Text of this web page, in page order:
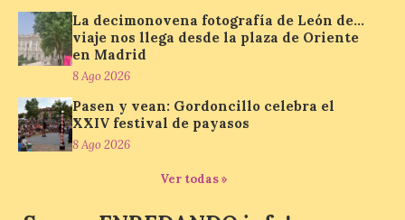
El gasto total aumentó un
1,4 % respecto al año
pasado y un 4,6 % frente a
un periodo estándar. Por
turístico concentró la mayor parte del
gasto, con un 25,9 % del total, seguido por
restauración […]
Grupo Iberia incrementa a
La decimonovena fotografía de León de…
viaje nos llega desde la plaza de Oriente
en Madrid
8 Ago 2026
Pasen y vean: Gordoncillo celebra el
XXIV festival de payasos
8 Ago 2026
Ver todas »